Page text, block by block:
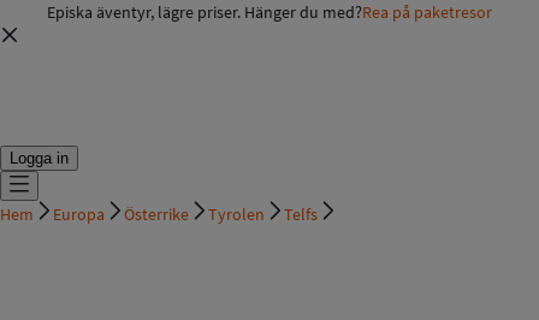
Episka äventyr, lägre priser. Hänger du med?Rea på paketresor
Logga in
Hem Europa Österrike Tyrolen Telfs